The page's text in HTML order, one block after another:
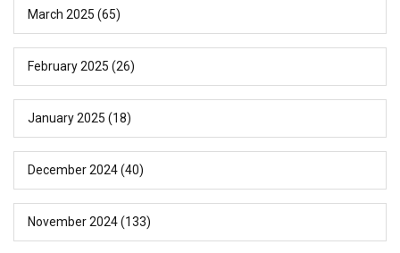
March 2025 (65)
February 2025 (26)
January 2025 (18)
December 2024(40)
November 2024(133)